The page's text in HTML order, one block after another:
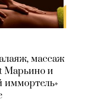
массаж
Марьино и
иммортель»